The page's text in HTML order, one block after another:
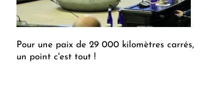
Pour une paix de 29 000 kilomètres carrés,
un point c'est tout !